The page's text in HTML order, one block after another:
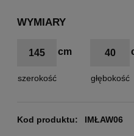
WYMIARY
145
szerokość
40
głębokość
Kod produktu: IMŁAW06